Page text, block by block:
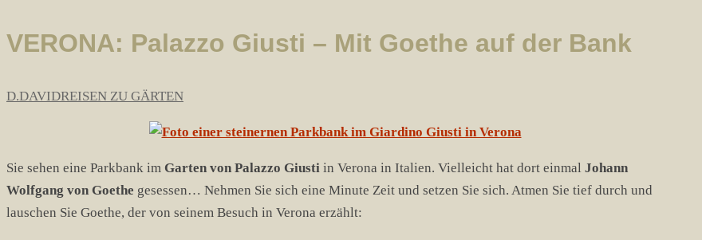
VERONA: Palazzo Giusti – Mit Goethe auf der Bank
D.DAVIDREISEN ZU GÄRTEN
Sie sehen eine Parkbank im Garten von Palazzo Giusti in Verona in Italien. Vielleicht hat dort einmal Johann
Wolfgang von Goethe gesessen… Nehmen Sie sich eine Minute Zeit und setzen Sie sich. Atmen Sie tief durch und
lauschen Sie Goethe, der von seinem Besuch in Verona erzählt: